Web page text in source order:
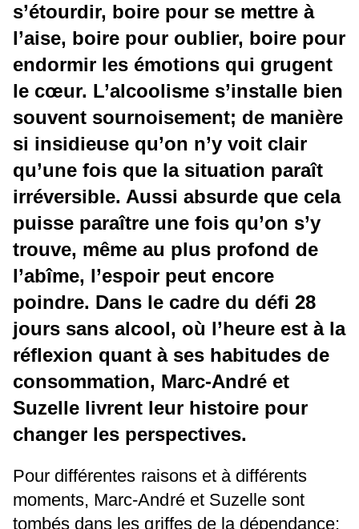
s’étourdir, boire pour se mettre à
l’aise, boire pour oublier, boire pour
endormir les émotions qui grugent
le cœur. L’alcoolisme s’installe bien
souvent sournoisement; de manière
si insidieuse qu’on n’y voit clair
qu’une fois que la situation paraît
irréversible. Aussi absurde que cela
puisse paraître une fois qu’on s’y
trouve, même au plus profond de
l’abîme, l’espoir peut encore
poindre. Dans le cadre du défi 28
jours sans alcool, où l’heure est à la
réflexion quant à ses habitudes de
consommation, Marc-André et
Suzelle livrent leur histoire pour
changer les perspectives.
Pour différentes raisons et à différents
moments, Marc-André et Suzelle sont
tombés dans les griffes de la dépendance;